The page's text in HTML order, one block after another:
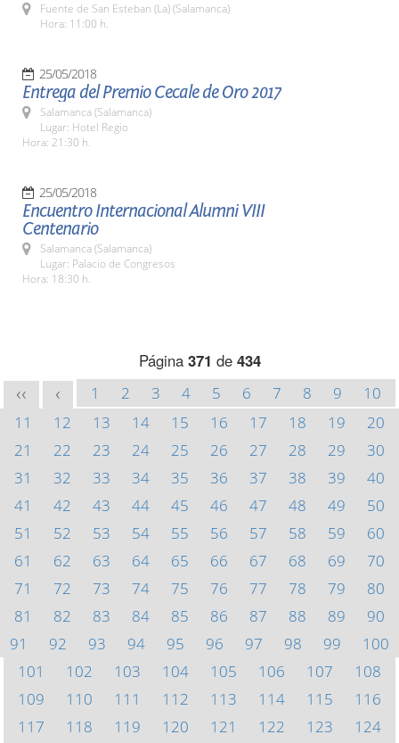
Fuente de San Esteban (La) (Salamanca)
Hora: 11:00 h.
25/05/2018
Entrega del Premio Cecale de Oro 2017
Salamanca (Salamanca)
Lugar: Hotel Regio
Hora: 21:30 h.
25/05/2018
Encuentro Internacional Alumni VIII
Centenario
Salamanca (Salamanca)
Lugar: Palacio de Congresos
Hora: 18:30 h.
Página 371 de 434
<< < 1 2 3 4 5 6 7 8 9
10
11
12 13 14 15 16 17 18 19
20
21
22 23 24 25 26 27 28 29
30
31
32 33 34 35 36 37 38 39
40
41
42 43 44 45 46 47 48 49
50
51
52 53 54 55 56 57 58 59
60
61
62 63 64 65 66 67 68 69
70
71
72 73 74 75 76 77 78 79
80
81
82 83 84 85 86 87 88 89
90
91
92 93 94 95 96 97 98 99
100
101
102 103 104 105 106 107
108
109
110 111 112 113 114 115
116
117
118 119 120 121 122 123
124